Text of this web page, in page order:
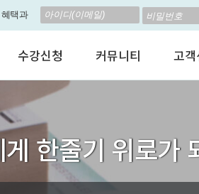
택과
편 되
비서
무료,
수강료안내
자율수강신청
AI 수강신청
그룹수업신청
AI뉴스룸
수강신청 커뮤니티 고객
게 한줄기 위로가